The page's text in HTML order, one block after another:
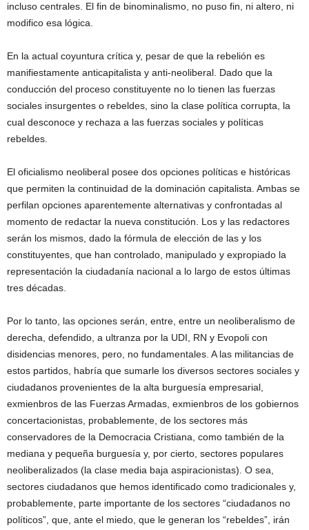
incluso centrales. El fin de binominalismo, no puso fin, ni altero, ni
modifico esa lógica.
En la actual coyuntura crítica y, pesar de que la rebelión es
manifiestamente anticapitalista y anti-neoliberal. Dado que la
conducción del proceso constituyente no lo tienen las fuerzas
sociales insurgentes o rebeldes, sino la clase política corrupta, la
cual desconoce y rechaza a las fuerzas sociales y políticas
rebeldes.
El oficialismo neoliberal posee dos opciones políticas e históricas
que permiten la continuidad de la dominación capitalista. Ambas se
perfilan opciones aparentemente alternativas y confrontadas al
momento de redactar la nueva constitución. Los y las redactores
serán los mismos, dado la fórmula de elección de las y los
constituyentes, que han controlado, manipulado y expropiado la
representación la ciudadanía nacional a lo largo de estos últimas
tres décadas.
Por lo tanto, las opciones serán, entre, entre un neoliberalismo de
derecha, defendido, a ultranza por la UDI, RN y Evopoli con
disidencias menores, pero, no fundamentales. A las militancias de
estos partidos, habría que sumarle los diversos sectores sociales y
ciudadanos provenientes de la alta burguesía empresarial,
exmienbros de las Fuerzas Armadas, exmienbros de los gobiernos
concertacionistas, probablemente, de los sectores más
conservadores de la Democracia Cristiana, como también de la
mediana y pequeña burguesía y, por cierto, sectores populares
neoliberalizados (la clase media baja aspiracionistas). O sea,
sectores ciudadanos que hemos identificado como tradicionales y,
probablemente, parte importante de los sectores “ciudadanos no
políticos”, que, ante el miedo, que le generan los “rebeldes”, irán